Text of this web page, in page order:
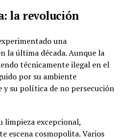
la revolución
una
la última década. Aunque la
técnicamente ilegal en el
por su ambiente
su política de no persecución
limpieza excepcional,
escena cosmopolita. Varios